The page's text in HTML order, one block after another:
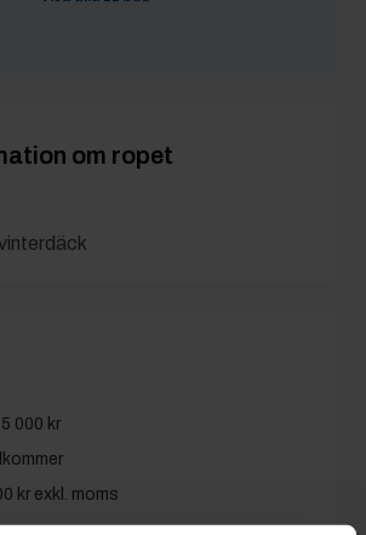
om ropet
5 000 kr
kr exkl. moms